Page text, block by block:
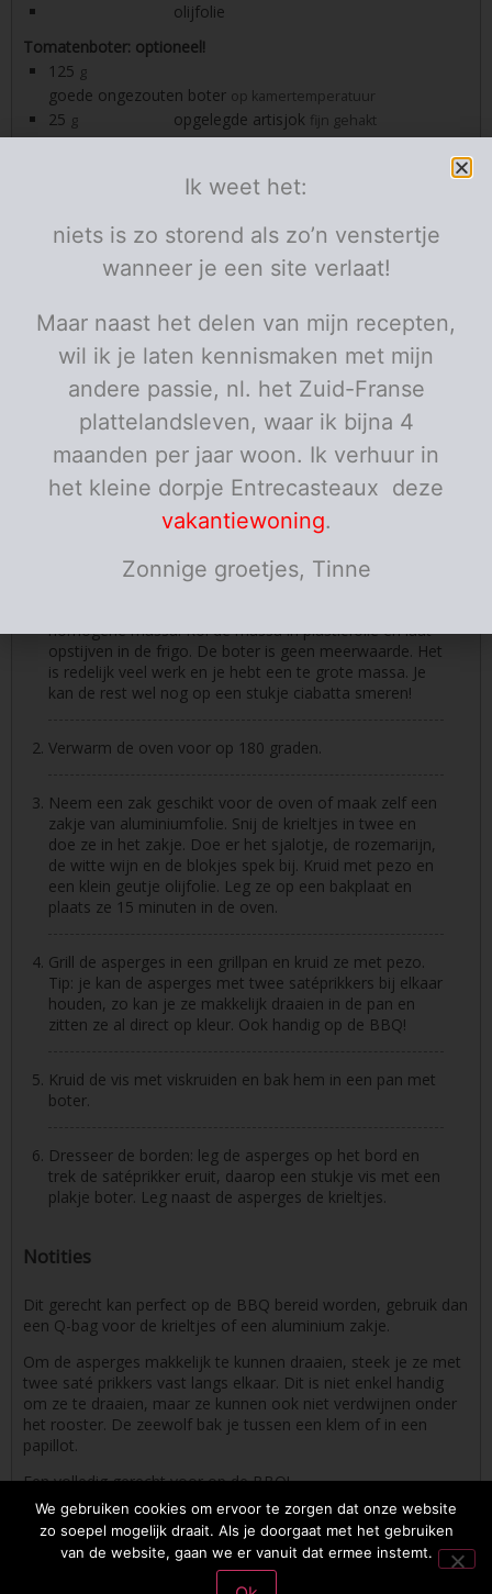
olijfolie
Tomatenboter: optioneel!
125 g
goede ongezouten boter op kamertemperatuur
25 g opgelegde artisjok fijn gehakt
50
zwarte olijven fijn gehakt
BBQ kruiden
viskruiden
witte asperges
geschild en beetgaar gestoomd in 3 minuten
groene asperges
geschild en beetgaar gestoomd in 3 minuten
personen
Maak de tomatenboter (optioneel): meng alles goed
homogene massa. Rol de massa in plasticfolie en laat
opstijven in de frigo. De boter is geen meerwaarde. Het
is redelijk veel werk en je hebt een te grote massa. Je
kan de rest wel nog op een stukje ciabatta smeren!
Verwarm de oven voor op 180 graden.
Neem een zak geschikt voor de oven of maak zelf een
zakje van aluminiumfolie. Snij de krieltjes in twee en
doe ze in het zakje. Doe er het sjalotje, de rozemarijn,
de witte wijn en de blokjes spek bij. Kruid met pezo en
een klein geutje olijfolie. Leg ze op een bakplaat en
plaats ze 15 minuten in de oven.
Grill de asperges in een grillpan en kruid ze met pezo.
Tip: je kan de asperges met twee satéprikkers bij elkaar
houden, zo kan je ze makkelijk draaien in de pan en
zitten ze al direct op kleur. Ook handig op de BBQ!
Kruid de vis met viskruiden en bak hem in een pan met
boter.
Dresseer de borden: leg de asperges op het bord en
trek de satéprikker eruit, daarop een stukje vis met een
plakje boter. Leg naast de asperges de krieltjes.
Notities
Dit gerecht kan perfect op de BBQ bereid worden, gebruik dan
een Q-bag voor de krieltjes of een aluminium zakje.
Om de asperges makkelijk te kunnen draaien, steek je ze met
twee saté prikkers vast langs elkaar. Dit is niet enkel handig
om ze te draaien, maar ze kunnen ook niet verdwijnen onder
het rooster. De zeewolf bak je tussen een klem of in een
papillot.
Een volledig gerecht voor op de BBQ!
2026 © Osmosoftware | mail: entrecasteaux83@gmail.com | phone: +32
495 809323Privacybeleid
We gebruiken cookies om ervoor te zorgen dat onze website
zo soepel mogelijk draait. Als je doorgaat met het gebruiken
van de website, gaan we er vanuit dat ermee instemt.
Ik weet het:
niets is zo storend als zo’n venstertje
wanneer je een site verlaat!
Maar naast het delen van mijn recepten,
wil ik je laten kennismaken met mijn
andere passie, nl. het Zuid-Franse
plattelandsleven, waar ik bijna 4
maanden per jaar woon. Ik verhuur in
het kleine dorpje Entrecasteaux deze
vakantiewoning.
Zonnige groetjes, Tinne